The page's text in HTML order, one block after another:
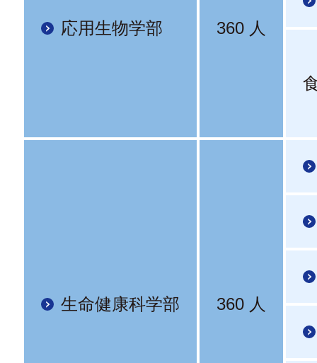
応用生物学部 360 人
生命健康科学部 360 人